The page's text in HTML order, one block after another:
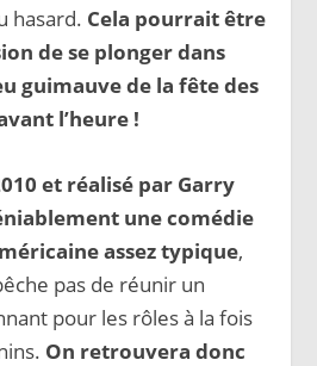
hasard. Cela pourrait être
de se plonger dans
guimauve de la fête des
l’heure !
et réalisé par Garry
une comédie
assez typique,
pas de réunir un
pour les rôles à la fois
On retrouvera donc